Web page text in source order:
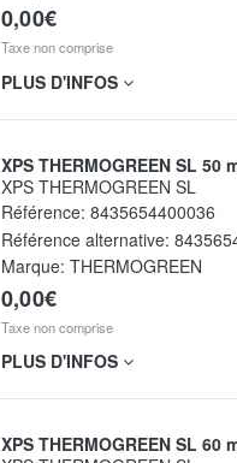
0,00€
Taxe non comprise
PLUS D'INFOS
XPS THERMOGREEN SL 50
XPS THERMOGREEN SL
Référence: 8435654400036
Référence alternative:
Marque: THERMOGREEN
0,00€
Taxe non comprise
PLUS D'INFOS
XPS THERMOGREEN SL 60